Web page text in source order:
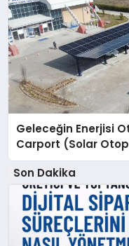
Geleceğin Enerjisi
Carport (Solar
Son Dakika